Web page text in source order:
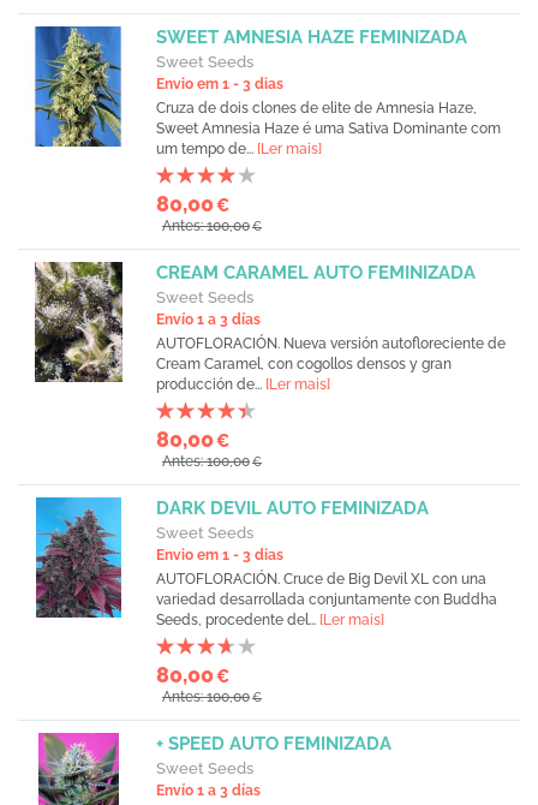
SWEET AMNESIA HAZE FEMINIZADA
Sweet Seeds
Envio em 1 - 3 dias
Cruza de dois clones de elite de Amnesia Haze,
Sweet Amnesia Haze é uma Sativa Dominante com
um tempo de... [Ler mais]
80,00€
Antes: 100,00€
CREAM CARAMEL AUTO FEMINIZADA
Sweet Seeds
Envío 1 a 3 días
AUTOFLORACIÓN. Nueva versión autofloreciente de
Cream Caramel, con cogollos densos y gran
producción de... [Ler mais]
80,00€
Antes: 100,00€
DARK DEVIL AUTO FEMINIZADA
Sweet Seeds
Envio em 1 - 3 dias
AUTOFLORACIÓN. Cruce de Big Devil XL con una
variedad desarrollada conjuntamente con Buddha
Seeds, procedente del... [Ler mais]
80,00€
Antes: 100,00€
+ SPEED AUTO FEMINIZADA
Sweet Seeds
Envío 1 a 3 días